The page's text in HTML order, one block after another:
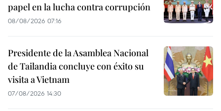
papel en la lucha contra corrupción
08/08/2026 07:16
Presidente de la Asamblea Nacional
de Tailandia concluye con éxito su
visita a Vietnam
07/08/2026 14:30